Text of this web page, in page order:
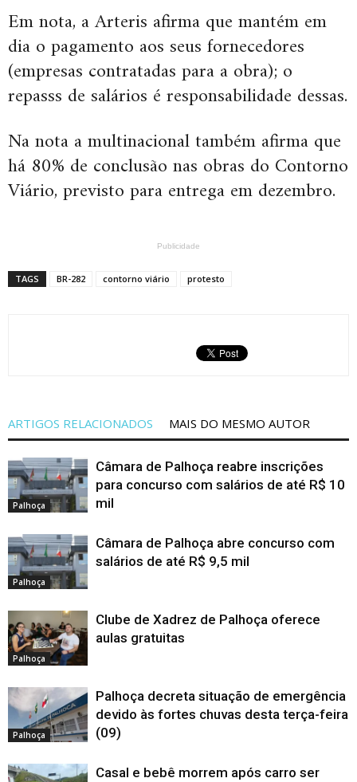
Em nota, a Arteris afirma que mantém em
dia o pagamento aos seus fornecedores
(empresas contratadas para a obra); o
repasss de salários é responsabilidade dessas.
Na nota a multinacional também afirma que
há 80% de conclusão nas obras do Contorno
Viário, previsto para entrega em dezembro.
Publicidade
TAGS BR-282 contorno viário protesto
ARTIGOS RELACIONADOS MAIS DO MESMO AUTOR
Palhoça
Câmara de Palhoça reabre inscrições
para concurso com salários de até R$ 10
mil
Palhoça
Câmara de Palhoça abre concurso com
salários de até R$ 9,5 mil
Palhoça
Clube de Xadrez de Palhoça oferece
aulas gratuitas
Palhoça
Palhoça decreta situação de emergência
devido às fortes chuvas desta terça-feira
(09)
Casal e bebê morrem após carro ser